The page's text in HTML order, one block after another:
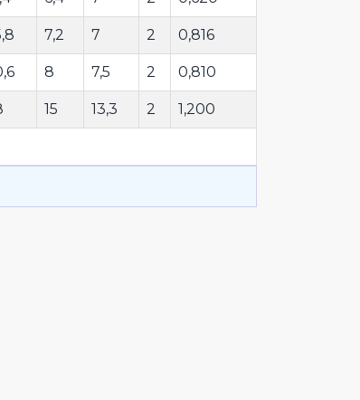
7,2 7 2 0,816
8 7,5 2 0,810
15 13,3 2 1,200